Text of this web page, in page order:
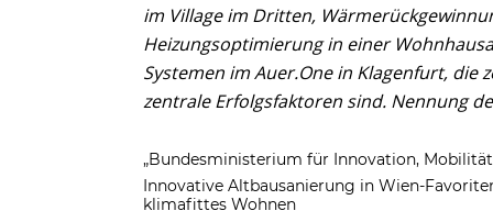
im Village im Dritten,
Heizungsoptimierung in einer
Systemen im Auer.One in Klagenfurt, die
zentrale Erfolgsfaktoren sind. Nennung
„Bundesministerium für Innovation,
Innovative Altbausanierung in Wien-
klimafittes Wohnen